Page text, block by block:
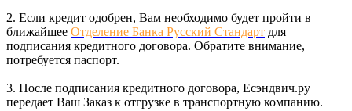
2. Если кредит одобрен, Вам необходимо будет пройти в
ближайшее Отделение Банка Русский Стандарт для
подписания кредитного договора. Обратите внимание,
потребуется паспорт.
3. После подписания кредитного договора, Есэндвич.ру
передает Ваш Заказ к отгрузке в транспортную компанию.